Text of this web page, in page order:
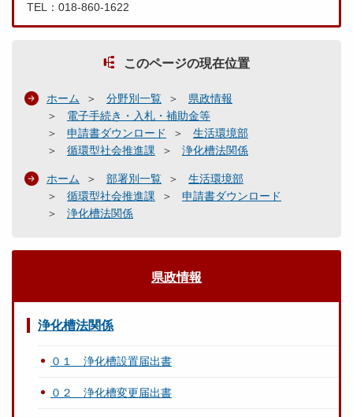
TEL：018-860-1622
このページの現在位置
ホーム 分野別一覧
県政情報
電子手続き・入札・補助金等
申請書ダウンロード
生活環境部
循環型社会推進課
浄化槽法関係
ホーム 部署別一覧
生活環境部
循環型社会推進課
申請書ダウンロード
浄化槽法関係
県政情報
浄化槽法関係
０１ 浄化槽設置届出書
０２ 浄化槽変更届出書